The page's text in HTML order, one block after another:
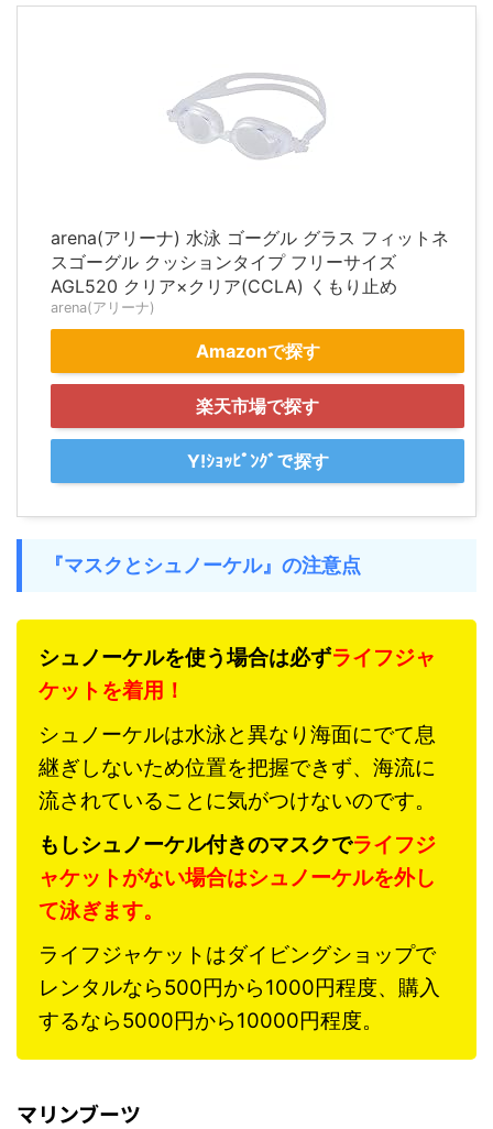
arena(アリーナ) 水泳 ゴーグル グラス フィットネ
スゴーグル クッションタイプ フリーサイズ
AGL520 クリア×クリア(CCLA) くもり止め
arena(アリーナ)
Amazonで探す
楽天市場で探す
Y!ｼｮｯﾋﾟﾝｸﾞで探す
『マスクとシュノーケル』の注意点
シュノーケルを使う場合は必ずライフジャ
ケットを着用！
シュノーケルは水泳と異なり海面にでて息
継ぎしないため位置を把握できず、海流に
流されていることに気がつけないのです。
もしシュノーケル付きのマスクでライフジ
ャケットがない場合はシュノーケルを外し
て泳ぎます。
ライフジャケットはダイビングショップで
レンタルなら500円から1000円程度、購入
するなら5000円から10000円程度。
マリンブーツ